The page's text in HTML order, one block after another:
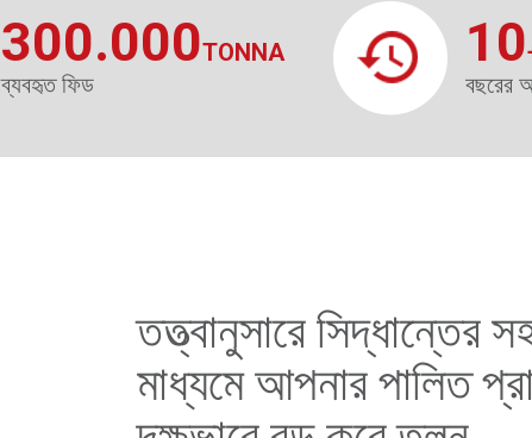
300.000TONNA
ব্যবহৃত ফিড
10
বছরের
তত্ত্বানুসারে সিদ্ধান্তের
মাধ্যমে আপনার পালিত